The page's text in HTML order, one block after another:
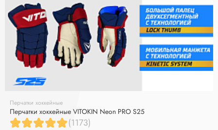
Перчатки хоккейные
Перчатки хоккейные VITOKIN Neon PRO S25
(1173)